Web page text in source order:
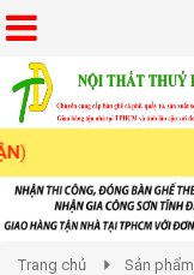
Trang chủ Sản phẩm